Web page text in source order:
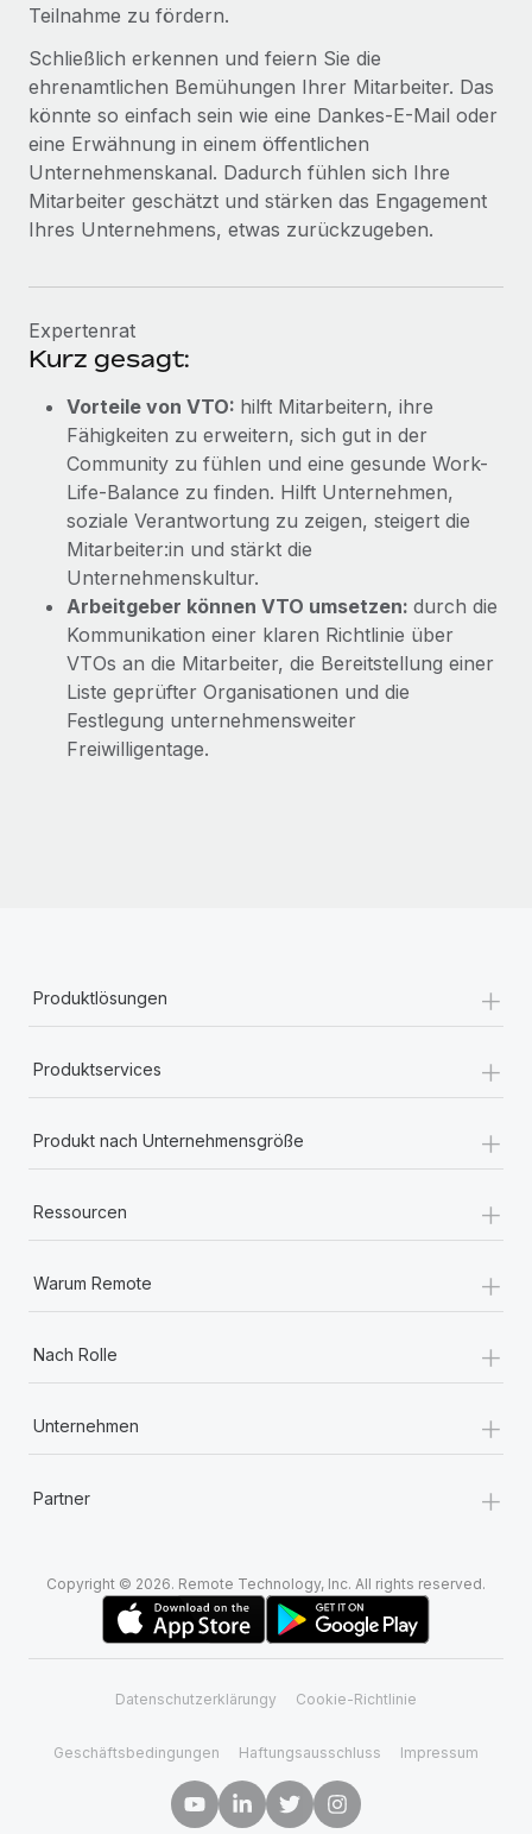
Teilnahme zu fördern.
Schließlich erkennen und feiern Sie die
ehrenamtlichen Bemühungen Ihrer Mitarbeiter. Das
könnte so einfach sein wie eine Dankes-E-Mail oder
eine Erwähnung in einem öffentlichen
Unternehmenskanal. Dadurch fühlen sich Ihre
Mitarbeiter geschätzt und stärken das Engagement
Ihres Unternehmens, etwas zurückzugeben.
Expertenrat
Kurz gesagt:
Vorteile von VTO: hilft Mitarbeitern, ihre
Fähigkeiten zu erweitern, sich gut in der
Community zu fühlen und eine gesunde Work-
Life-Balance zu finden. Hilft Unternehmen,
soziale Verantwortung zu zeigen, steigert die
Mitarbeiter:in und stärkt die
Unternehmenskultur.
Arbeitgeber können VTO umsetzen: durch die
Kommunikation einer klaren Richtlinie über
VTOs an die Mitarbeiter, die Bereitstellung einer
Liste geprüfter Organisationen und die
Festlegung unternehmensweiter
Freiwilligentage.
Produktlösungen +
Produktservices +
Produkt nach Unternehmensgröße +
Ressourcen +
Warum Remote +
Nach Rolle +
Unternehmen +
Partner +
Copyright © 2026. Remote Technology, Inc. All rights reserved.
Datenschutzerklärungy Cookie-Richtlinie
Geschäftsbedingungen Haftungsausschluss Impressum